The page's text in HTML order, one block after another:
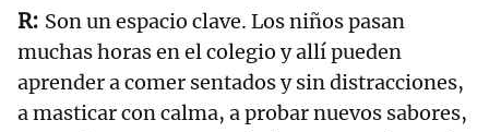
Son un espacio clave. Los niños pasan
muchas horas en el colegio y allí pueden
aprender a comer sentados y sin distracciones,
a masticar con calma, a probar nuevos sabores,